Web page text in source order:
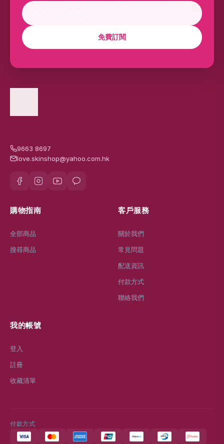
免費訂閱
9663 8697
love.skinshop@yahoo.com.hk
購物指南
全部商品
搜尋商品
客戶服務
關於我們
常見問題
配送資訊
付款方式
聯絡我們
我的帳號
登入
註冊
收藏清單
付款方式